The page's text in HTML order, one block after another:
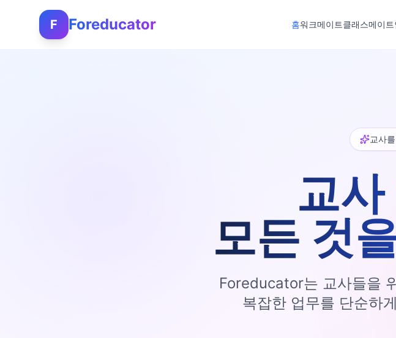
F Foreducator 홈워크메이트클래스메이트
교사
교사
모든 것
Foreducator는 교사들을
복잡한 업무를 단순하